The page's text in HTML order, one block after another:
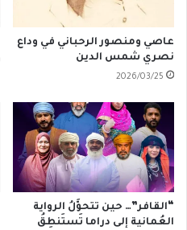
عاصي ومنصور الرحباني في وداع
نصري شمس الدين
2026/03/25
“القافر”… حين تتحوَّلُ الرواية
العُمانية إلى دراما تَستَنطِقُ